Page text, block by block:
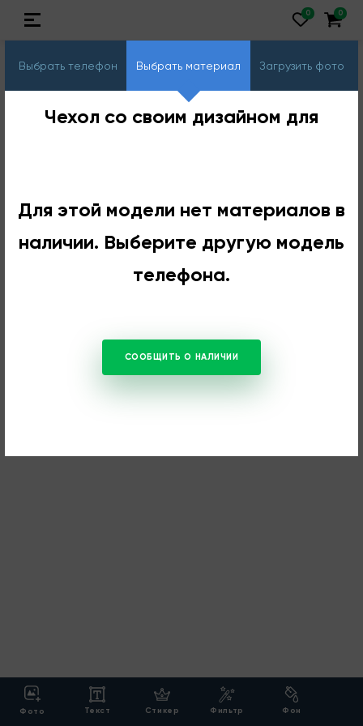
Выбрать телефон Выбрать материал Загрузить фото
Чехол со своим дизайном для
Для этой модели нет материалов в
наличии. Выберите другую модель
телефона.
СООБЩИТЬ О НАЛИЧИИ
Фото Текст Стикер Фильтр Фон